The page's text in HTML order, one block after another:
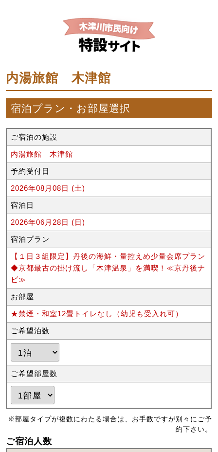
内湯旅館 木津館
宿泊プラン・お部屋選択
ご宿泊の施設
内湯旅館 木津館
予約受付日
2026年08月08日 (土)
宿泊日
2026年06月28日 (日)
宿泊プラン
【１日３組限定】丹後の海鮮・量控えめ少量会席プラン
◆京都最古の掛け流し「木津温泉」を満喫！≪京丹後ナ
ビ≫
お部屋
★禁煙・和室12畳トイレなし（幼児も受入れ可）
ご希望泊数
ご希望部屋数
※部屋タイプが複数にわたる場合は、お手数ですが別々にご予
約下さい。
ご宿泊人数